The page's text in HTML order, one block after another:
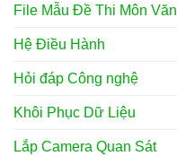
File Mẫu Đề Thi Môn Văn
Hệ Điều Hành
Hỏi đáp Công nghệ
Khôi Phục Dữ Liệu
Lắp Camera Quan Sát